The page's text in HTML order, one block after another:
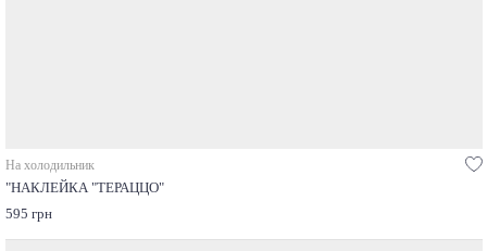
На холодильник
"НАКЛЕЙКА "ТЕРАЦЦО"
595 грн